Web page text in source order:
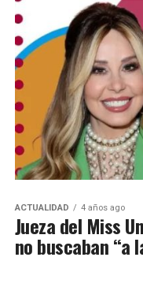
ACTUALIDAD 4 años ago
Jueza del Miss
no buscaban “a